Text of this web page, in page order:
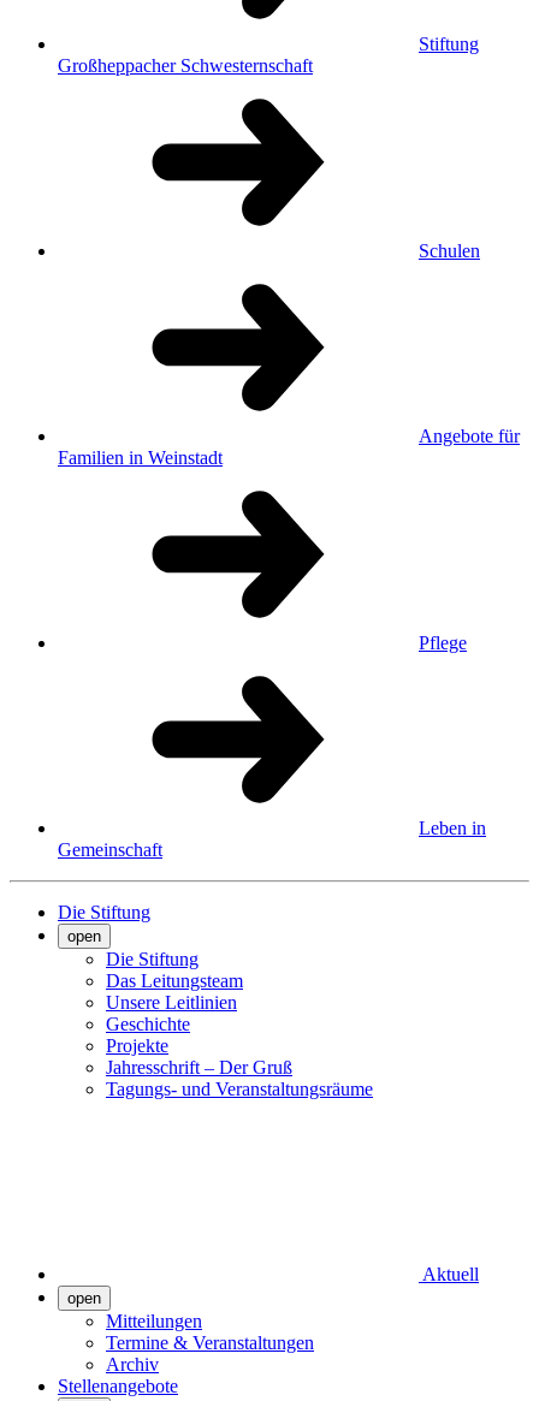
Stiftung
Großheppacher Schwesternschaft
Schulen
Angebote für
Familien in Weinstadt
Pflege
Leben in
Gemeinschaft
Die Stiftung
open
Die Stiftung
Das Leitungsteam
Unsere Leitlinien
Geschichte
Projekte
Jahresschrift – Der Gruß
Tagungs- und Veranstaltungsräume
Aktuell
open
Mitteilungen
Termine & Veranstaltungen
Archiv
Stellenangebote